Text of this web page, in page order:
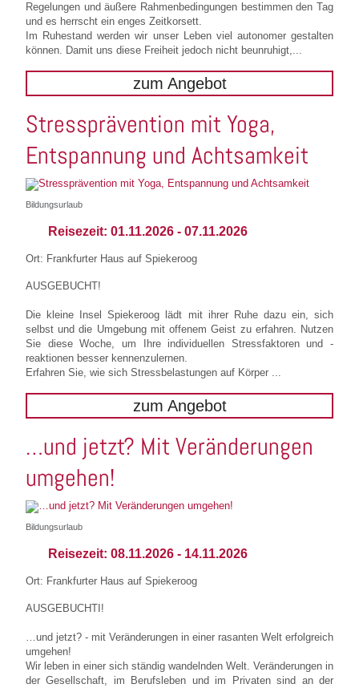
Regelungen und äußere Rahmenbedingungen bestimmen den Tag
und es herrscht ein enges Zeitkorsett.
Im Ruhestand werden wir unser Leben viel autonomer gestalten
können. Damit uns diese Freiheit jedoch nicht beunruhigt,...
zum Angebot
Stressprävention mit Yoga,
Entspannung und Achtsamkeit
Bildungsurlaub
Reisezeit: 01.11.2026 - 07.11.2026
Ort: Frankfurter Haus auf Spiekeroog
AUSGEBUCHT!
Die kleine Insel Spiekeroog lädt mit ihrer Ruhe dazu ein, sich
selbst und die Umgebung mit offenem Geist zu erfahren. Nutzen
Sie diese Woche, um Ihre individuellen Stressfaktoren und -
reaktionen besser kennenzulernen.
Erfahren Sie, wie sich Stressbelastungen auf Körper ...
zum Angebot
…und jetzt? Mit Veränderungen
umgehen!
Bildungsurlaub
Reisezeit: 08.11.2026 - 14.11.2026
Ort: Frankfurter Haus auf Spiekeroog
AUSGEBUCHTI!
…und jetzt? - mit Veränderungen in einer rasanten Welt erfolgreich
umgehen!
Wir leben in einer sich ständig wandelnden Welt. Veränderungen in
der Gesellschaft, im Berufsleben und im Privaten sind an der